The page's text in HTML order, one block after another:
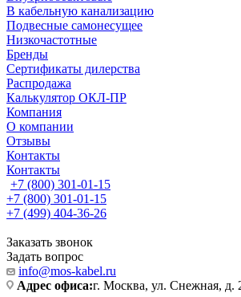
В кабельную канализацию
Подвесные самонесущее
Низкочастотные
Бренды
Сертификаты дилерства
Распродажа
Калькулятор ОКЛ-ПР
Компания
О компании
Отзывы
Контакты
Контакты
+7 (800) 301-01-15
+7 (800) 301-01-15
+7 (499) 404-36-26
Заказать звонок
Задать вопрос
info@mos-kabel.ru
Адрес офиса:г. Москва, ул. Снежная, д.